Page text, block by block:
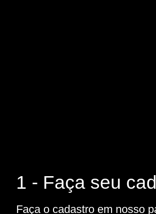
1 - Faça seu
Faça o cadastro em nosso